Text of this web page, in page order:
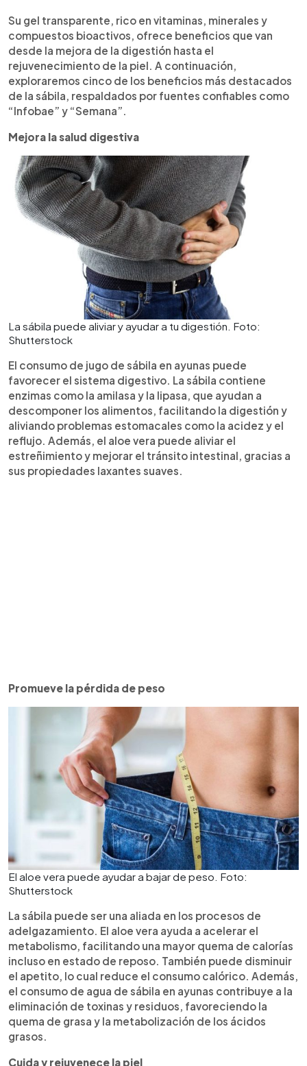
Su gel transparente, rico en vitaminas, minerales y
compuestos bioactivos, ofrece beneficios que van
desde la mejora de la digestión hasta el
rejuvenecimiento de la piel. A continuación,
exploraremos cinco de los beneficios más destacados
de la sábila, respaldados por fuentes confiables como
“Infobae” y “Semana”.
Mejora la salud digestiva
La sábila puede aliviar y ayudar a tu digestión. Foto:
Shutterstock
El consumo de jugo de sábila en ayunas puede
favorecer el sistema digestivo. La sábila contiene
enzimas como la amilasa y la lipasa, que ayudan a
descomponer los alimentos, facilitando la digestión y
aliviando problemas estomacales como la acidez y el
reflujo. Además, el aloe vera puede aliviar el
estreñimiento y mejorar el tránsito intestinal, gracias a
sus propiedades laxantes suaves.
Promueve la pérdida de peso
El aloe vera puede ayudar a bajar de peso. Foto:
Shutterstock
La sábila puede ser una aliada en los procesos de
adelgazamiento. El aloe vera ayuda a acelerar el
metabolismo, facilitando una mayor quema de calorías
incluso en estado de reposo. También puede disminuir
el apetito, lo cual reduce el consumo calórico. Además,
el consumo de agua de sábila en ayunas contribuye a la
eliminación de toxinas y residuos, favoreciendo la
quema de grasa y la metabolización de los ácidos
grasos.
Cuida y rejuvenece la piel